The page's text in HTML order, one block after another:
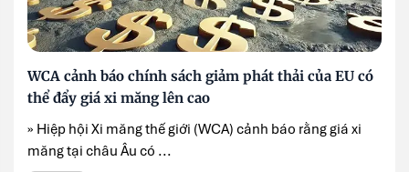
WCA cảnh báo chính sách giảm phát thải của EU có
thể đẩy giá xi măng lên cao
» Hiệp hội Xi măng thế giới (WCA) cảnh báo rằng giá xi
măng tại châu Âu có ...